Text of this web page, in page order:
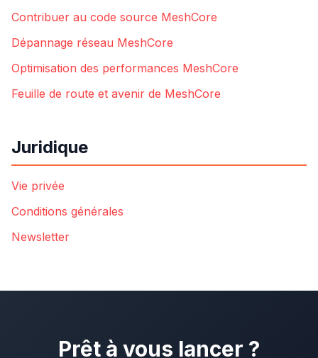
Contribuer au code source MeshCore
Dépannage réseau MeshCore
Optimisation des performances MeshCore
Feuille de route et avenir de MeshCore
Juridique
Vie privée
Conditions générales
Newsletter
Prêt à vous lancer ?